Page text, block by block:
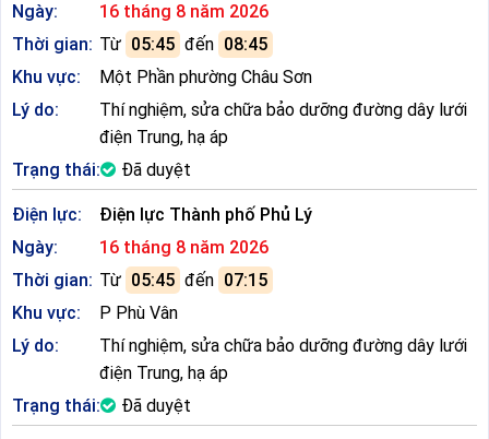
Ngày:
16 tháng 8 năm 2026
Thời gian: Từ 05:45 đến 08:45
Khu vực:
Một Phần phường Châu Sơn
Lý do:
Thí nghiệm, sửa chữa bảo dưỡng đường dây lưới
điện Trung, hạ áp
Trạng thái:
Đã duyệt
Điện lực:
Điện lực Thành phố Phủ Lý
Ngày:
16 tháng 8 năm 2026
Thời gian: Từ 05:45 đến 07:15
Khu vực:
P Phù Vân
Lý do:
Thí nghiệm, sửa chữa bảo dưỡng đường dây lưới
điện Trung, hạ áp
Trạng thái:
Đã duyệt